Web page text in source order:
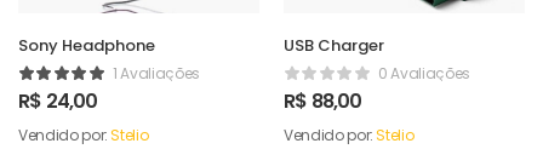
Sony Headphone
1 Avaliações
R$ 24,00
Vendido por:Stelio
USB Charger
0 Avaliações
R$ 88,00
Vendido por:Stelio